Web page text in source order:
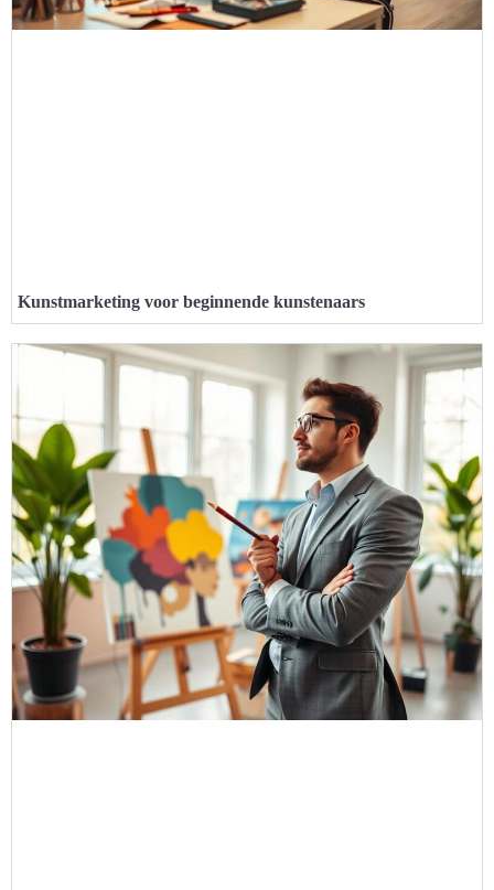
Kunstmarketing voor beginnende kunstenaars